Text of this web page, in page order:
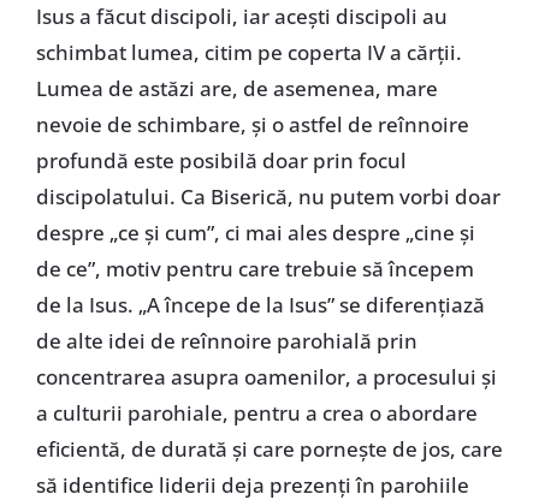
Isus a făcut discipoli, iar acești discipoli au
schimbat lumea, citim pe coperta IV a cărții.
Lumea de astăzi are, de asemenea, mare
nevoie de schimbare, și o astfel de reînnoire
profundă este posibilă doar prin focul
discipolatului. Ca Biserică, nu putem vorbi doar
despre „ce și cum”, ci mai ales despre „cine și
de ce”, motiv pentru care trebuie să începem
de la Isus. „A începe de la Isus” se diferențiază
de alte idei de reînnoire parohială prin
concentrarea asupra oamenilor, a procesului și
a culturii parohiale, pentru a crea o abordare
eficientă, de durată și care pornește de jos, care
să identifice liderii deja prezenți în parohiile